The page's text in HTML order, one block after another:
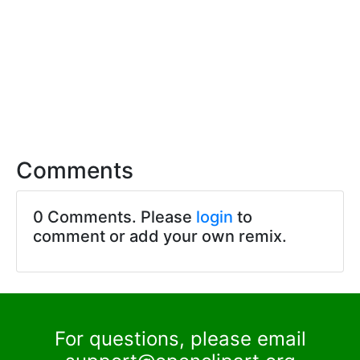
Comments
0 Comments. Please login to
comment or add your own remix.
For questions, please email